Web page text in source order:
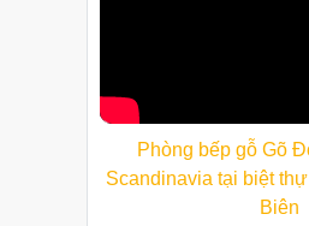
Phòng bếp gỗ Gõ
Scandinavia tại biệt
Biên